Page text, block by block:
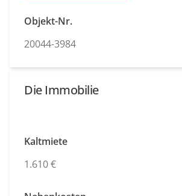
Objekt-Nr.
20044-3984
Die Immobilie
Kaltmiete
1.610 €